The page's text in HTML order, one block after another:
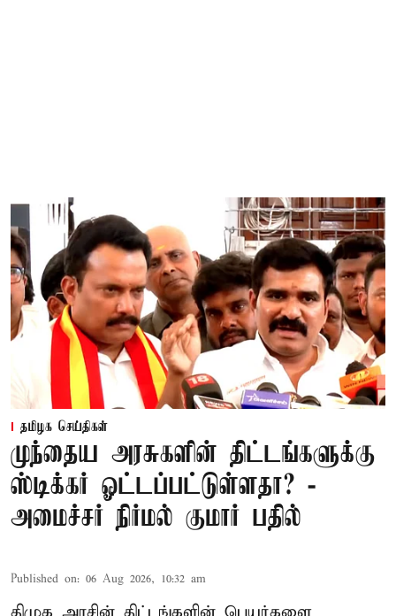
தமிழக செய்திகள்
முந்தைய அரசுகளின் திட்டங்களுக்கு
ஸ்டிக்கர் ஓட்டப்பட்டுள்ளதா? -
அமைச்சர் நிர்மல் குமார் பதில்
Published on: 06 Aug 2026, 10:32 am
திமுக அரசின் திட்டங்களின் பெயர்களை